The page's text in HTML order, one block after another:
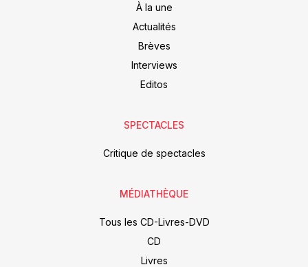
À la une
Actualités
Brèves
Interviews
Editos
SPECTACLES
Critique de spectacles
MÉDIATHÈQUE
Tous les CD-Livres-DVD
CD
Livres